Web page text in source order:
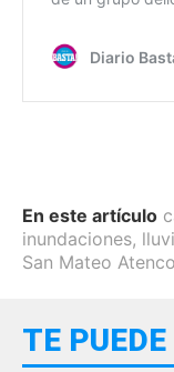
En este artículo
inundaciones,
San Mateo Atenco
TE